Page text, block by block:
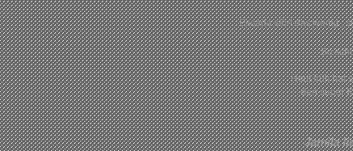
Escada stört das wenig ,
So
Heut früh hat
den super
Jamila